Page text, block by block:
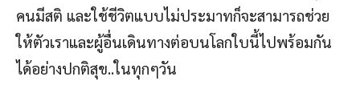
คนมีสติ และใช้ชีวิตแบบไม่ประมาทก็จะสามารถช่วย
ให้ตัวเราและผู้อื่นเดินทางต่อบนโลกใบนี้ไปพร้อมกัน
ได้อย่างปกติสุข..ในทุกๆวัน